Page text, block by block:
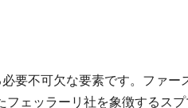
要不可欠な要素です。ファー
ェッラーリ社を象徴するスプ